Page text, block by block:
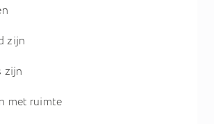
zijn
zijn
met ruimte